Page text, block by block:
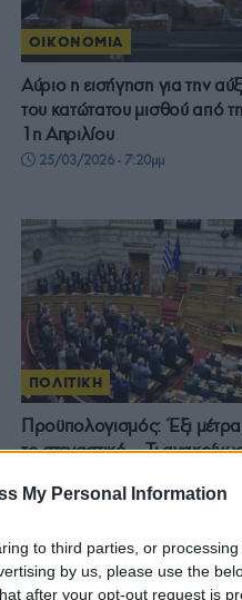
My Personal Information
to third parties, or
by us, please use the
after your opt-out request is
ΟΙΚΟΝΟΜΙΑ
Αύριο η εισήγηση για την
του κατώτατου μισθού από
1η Απριλίου
25/03/2026 - 7:20μμ
ΠΟΛΙΤΙΚΗ
Προϋπολογισμός: Έξι μέτρα
το στεγαστικό – Τι
ανακαινίσεις και AirBnb